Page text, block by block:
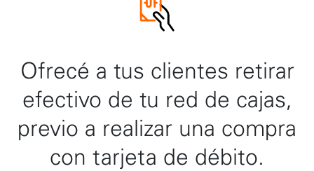
Ofrecé a tus clientes retirar
efectivo de tu red de cajas,
previo a realizar una compra
con tarjeta de débito.